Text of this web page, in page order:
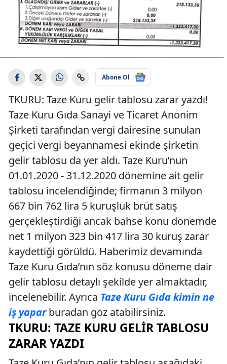
Abone Ol
TKURU: Taze Kuru gelir tablosu zarar yazdı!
Taze Kuru Gıda Sanayi ve Ticaret Anonim
Şirketi tarafından vergi dairesine sunulan
geçici vergi beyannamesi ekinde şirketin
gelir tablosu da yer aldı. Taze Kuru’nun
01.01.2020 - 31.12.2020 dönemine ait gelir
tablosu incelendiğinde; firmanın 3 milyon
667 bin 762 lira 5 kuruşluk brüt satış
gerçekleştirdiği ancak bahse konu dönemde
net 1 milyon 323 bin 417 lira 30 kuruş zarar
kaydettiği görüldü. Haberimiz devamında
Taze Kuru Gıda’nın söz konusu döneme dair
gelir tablosu detaylı şekilde yer almaktadır,
incelenebilir. Ayrıca Taze Kuru Gıda kimin ne
iş yaparburadan göz atabilirsiniz.
TKURU: TAZE KURU GELIR TABLOSU
ZARAR YAZDI